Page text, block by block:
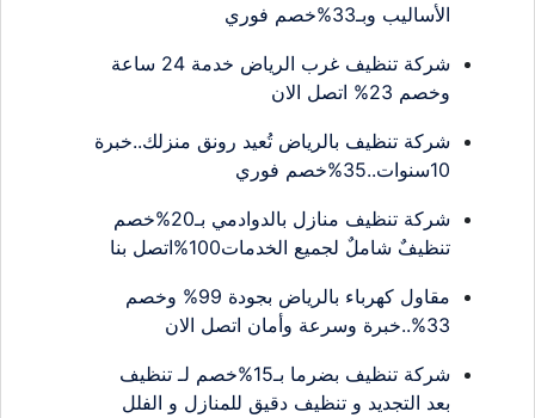
الأساليب وبـ33%خصم فوري
شركة تنظيف غرب الرياض خدمة 24 ساعة
وخصم 23% اتصل الان
شركة تنظيف بالرياض تُعيد رونق منزلك..خبرة
10سنوات..35%خصم فوري
شركة تنظيف منازل بالدوادمي بـ20%خصم
تنظيفٌ شاملٌ لجميع الخدمات100%اتصل بنا
مقاول كهرباء بالرياض بجودة 99% وخصم
33%..خبرة وسرعة وأمان اتصل الان
شركة تنظيف بضرما بـ15%خصم لـ تنظيف
بعد التجديد و تنظيف دقيق للمنازل و الفلل